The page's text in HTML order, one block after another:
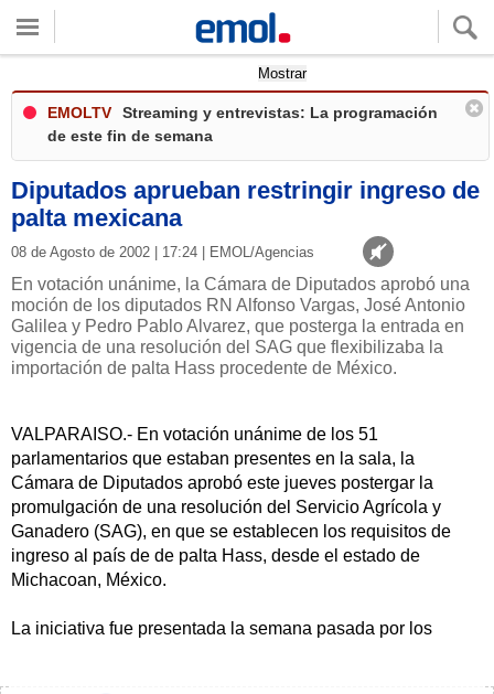
Mostrar
EMOLTV
Streaming y entrevistas: La programación
de este fin de semana
Diputados aprueban restringir ingreso de
palta mexicana
08 de Agosto de 2002 | 17:24 | EMOL/Agencias
En votación unánime, la Cámara de Diputados aprobó una
moción de los diputados RN Alfonso Vargas, José Antonio
Galilea y Pedro Pablo Alvarez, que posterga la entrada en
vigencia de una resolución del SAG que flexibilizaba la
importación de palta Hass procedente de México.
VALPARAISO.- En votación unánime de los 51
parlamentarios que estaban presentes en la sala, la
Cámara de Diputados aprobó este jueves postergar la
promulgación de una resolución del Servicio Agrícola y
Ganadero (SAG), en que se establecen los requisitos de
ingreso al país de de palta Hass, desde el estado de
Michacoan, México.
La iniciativa fue presentada la semana pasada por los